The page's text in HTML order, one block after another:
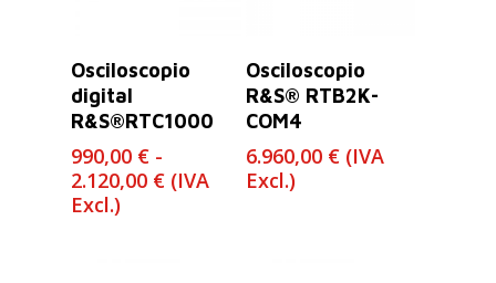
Seleccionar
Opciones
Osciloscopio
digital
R&S®RTC1000
990,00 € -
2.120,00 €Rango
(IVA
Excl.)
Leer Más
Osciloscopio
R&S® RTB2K-
COM4
6.960,00 € (IVA
Excl.)